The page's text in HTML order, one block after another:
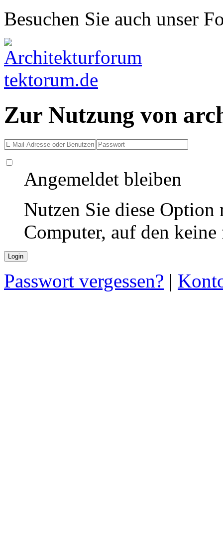
Besuchen Sie auch unser
Zur Nutzung von
Angemeldet bleiben
Nutzen Sie diese
Computer, auf den
Passwort vergessen? |